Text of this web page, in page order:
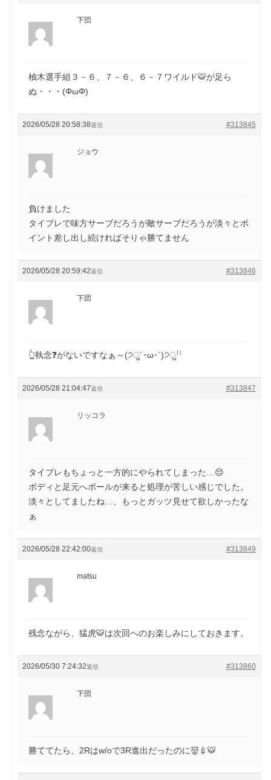
下団
柚木選手組３－６、７－６、６－７ワイルド🐯が足ら
ぬ・・・(ΦωΦ)
2026/05/28 20:58:38 #313845
返信
ジョウ
負けました
タイブレで味方サーブだろうが敵サーブだろうが淡々とポ
イント差し出し続ければそりゃ勝てません
2026/05/28 20:59:42 #313846
返信
下団
👆執念❓がないですなぁ～(੭ु´･ω･`)੭ु⁾⁾
2026/05/28 21:04:47 #313847
返信
リッコラ
タイブレもちょっと一方的にやられてしまった…😔
ボディと足元へボールが来ると処理が苦しい感じでした。
淡々としてましたね…、もっとガッツ見せて欲しかったな
ぁ
2026/05/28 22:42:00 #313849
返信
matsu
残念ながら、猛虎🐯は次回へのお楽しみにしておきます。
2026/05/30 7:24:32 #313860
返信
下団
勝ててたら、2Rはw/oで3R進出だったのに👹💉🐯